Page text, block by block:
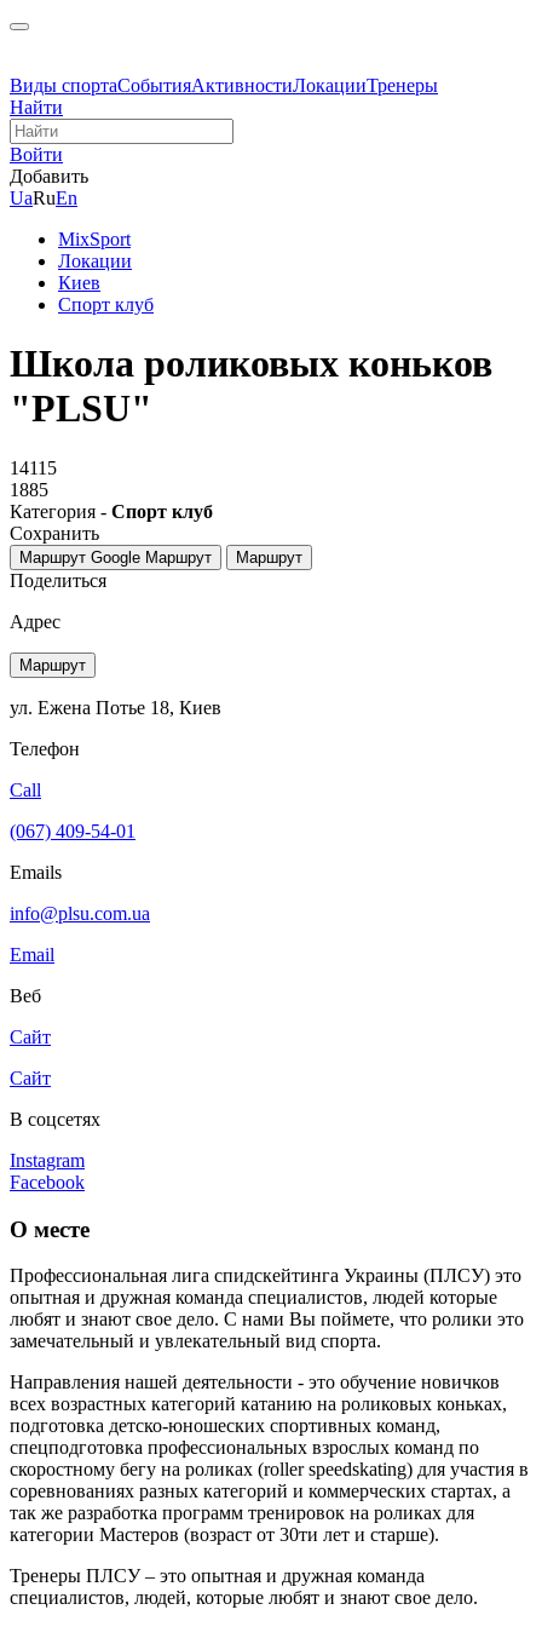
Виды спортаСобытияАктивностиЛокацииТренеры
Найти
Войти
Добавить
UaRuEn
MixSport
Локации
Киев
Спорт клуб
Школа роликовых коньков
"PLSU"
14115
1885
Категория - Спорт клуб
Сохранить
Маршрут Google Маршрут Маршрут
Поделиться
Адрес
Маршрут
ул. Ежена Потье 18, Киев
Телефон
Call
(067) 409-54-01
Emails
info@plsu.com.ua
Email
Веб
Сайт
Сайт
В соцсетях
Instagram
Facebook
О месте
Профессиональная лига cпидскейтинга Украины (ПЛСУ) это
опытная и дружная команда специалистов, людей которые
любят и знают свое дело. С нами Вы поймете, что ролики это
замечательный и увлекательный вид спорта.
Направления нашей деятельности - это обучение новичков
всех возрастных категорий катанию на роликовых коньках,
подготовка детско-юношеских спортивных команд,
спецподготовка профессиональных взрослых команд по
скоростному бегу на роликах (roller speedskating) для участия в
соревнованиях разных категорий и коммерческих стартах, а
так же разработка программ тренировок на роликах для
категории Мастеров (возраст от 30ти лет и старше).
Тренеры ПЛСУ – это опытная и дружная команда
специалистов, людей, которые любят и знают свое дело.